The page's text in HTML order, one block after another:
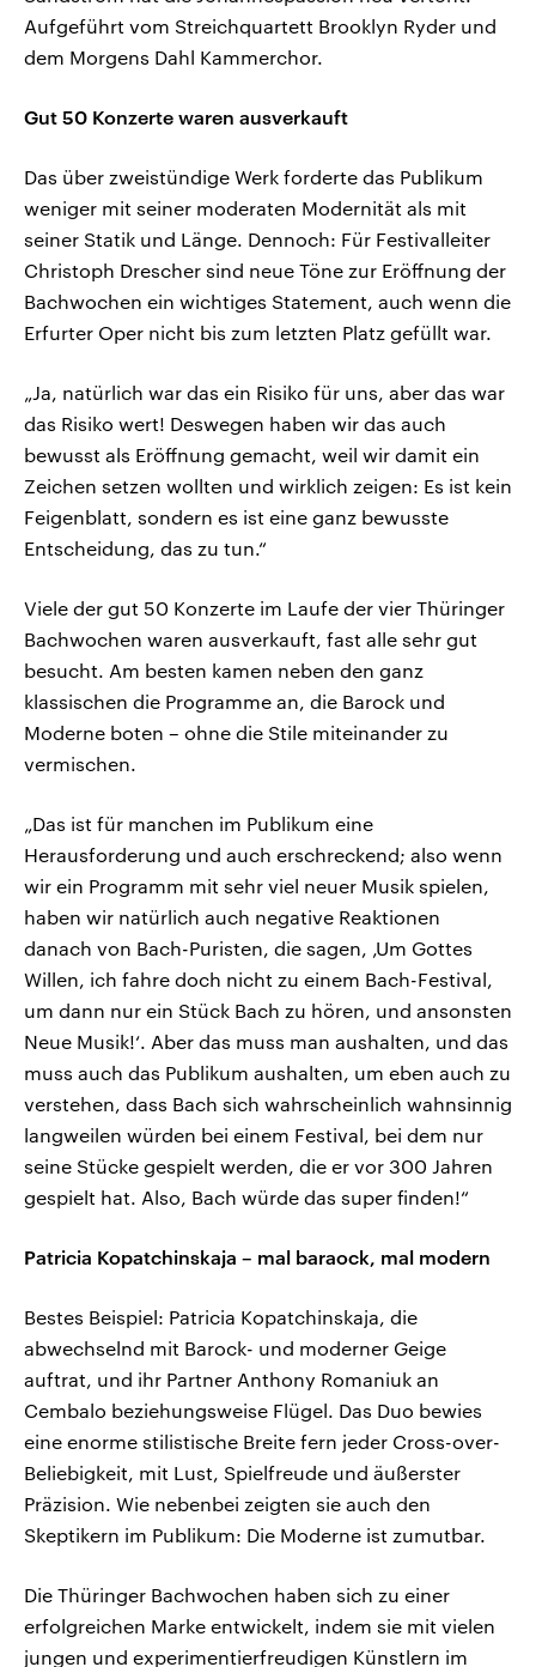
Aufgeführt vom Streichquartett Brooklyn Ryder und
dem Morgens Dahl Kammerchor.
Gut 50 Konzerte waren ausverkauft
Das über zweistündige Werk forderte das Publikum
weniger mit seiner moderaten Modernität als mit
seiner Statik und Länge. Dennoch: Für Festivalleiter
Christoph Drescher sind neue Töne zur Eröffnung der
Bachwochen ein wichtiges Statement, auch wenn die
Erfurter Oper nicht bis zum letzten Platz gefüllt war.
„Ja, natürlich war das ein Risiko für uns, aber das war
das Risiko wert! Deswegen haben wir das auch
bewusst als Eröffnung gemacht, weil wir damit ein
Zeichen setzen wollten und wirklich zeigen: Es ist kein
Feigenblatt, sondern es ist eine ganz bewusste
Entscheidung, das zu tun.“
Viele der gut 50 Konzerte im Laufe der vier Thüringer
Bachwochen waren ausverkauft, fast alle sehr gut
besucht. Am besten kamen neben den ganz
klassischen die Programme an, die Barock und
Moderne boten – ohne die Stile miteinander zu
vermischen.
„Das ist für manchen im Publikum eine
Herausforderung und auch erschreckend; also wenn
wir ein Programm mit sehr viel neuer Musik spielen,
haben wir natürlich auch negative Reaktionen
danach von Bach-Puristen, die sagen, ‚Um Gottes
Willen, ich fahre doch nicht zu einem Bach-Festival,
um dann nur ein Stück Bach zu hören, und ansonsten
Neue Musik!‘. Aber das muss man aushalten, und das
muss auch das Publikum aushalten, um eben auch zu
verstehen, dass Bach sich wahrscheinlich wahnsinnig
langweilen würden bei einem Festival, bei dem nur
seine Stücke gespielt werden, die er vor 300 Jahren
gespielt hat. Also, Bach würde das super finden!“
Patricia Kopatchinskaja – mal baraock, mal modern
Bestes Beispiel: Patricia Kopatchinskaja, die
abwechselnd mit Barock- und moderner Geige
auftrat, und ihr Partner Anthony Romaniuk an
Cembalo beziehungsweise Flügel. Das Duo bewies
eine enorme stilistische Breite fern jeder Cross-over-
Beliebigkeit, mit Lust, Spielfreude und äußerster
Präzision. Wie nebenbei zeigten sie auch den
Skeptikern im Publikum: Die Moderne ist zumutbar.
Die Thüringer Bachwochen haben sich zu einer
erfolgreichen Marke entwickelt, indem sie mit vielen
jungen und experimentierfreudigen Künstlern im